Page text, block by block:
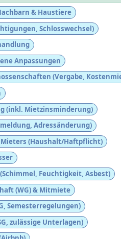
& Haustiere
Schlosswechsel)
Anpassungen
(Vergabe,
(inkl. Mietzinsminderung)
Adressänderung)
(Haushalt/Haftpflicht)
Feuchtigkeit, Asbest)
(WG) & Mitmiete
Semesterregelungen)
zulässige Unterlagen)